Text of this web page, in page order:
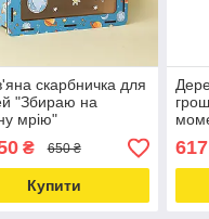
скарбничка для
"Збираю на
мрію"
₴ 650 ₴
Купити